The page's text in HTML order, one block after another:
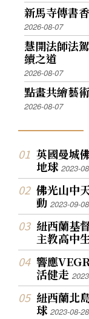
新馬寺傳書
2026-08-07
慧開法師法
續之道
2026-08-07
點畫共繪藝
2026-08-07
英國曼城
地球2023-
佛光山中
動2023-09-08
紐西蘭基
主教高中
響應
活健走
紐西蘭北
球2023-08-28